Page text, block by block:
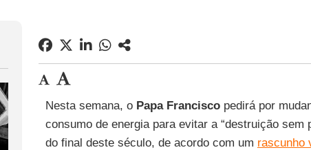
Nesta semana, o Papa Franciscopedirá por
consumo de energia para evitar a “destruição sem
do final deste século, de acordo com um rascunho